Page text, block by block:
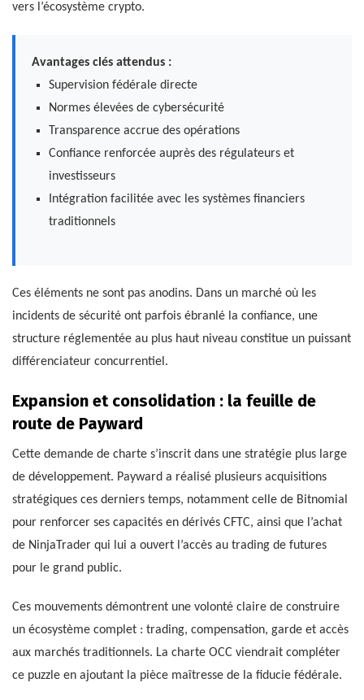
vers l’écosystème crypto.
Avantages clés attendus :
Supervision fédérale directe
Normes élevées de cybersécurité
Transparence accrue des opérations
Confiance renforcée auprès des régulateurs et
investisseurs
Intégration facilitée avec les systèmes financiers
traditionnels
Ces éléments ne sont pas anodins. Dans un marché où les
incidents de sécurité ont parfois ébranlé la confiance, une
structure réglementée au plus haut niveau constitue un puissant
différenciateur concurrentiel.
Expansion et consolidation : la feuille de
route de Payward
Cette demande de charte s’inscrit dans une stratégie plus large
de développement. Payward a réalisé plusieurs acquisitions
stratégiques ces derniers temps, notamment celle de Bitnomial
pour renforcer ses capacités en dérivés CFTC, ainsi que l’achat
de NinjaTrader qui lui a ouvert l’accès au trading de futures
pour le grand public.
Ces mouvements démontrent une volonté claire de construire
un écosystème complet : trading, compensation, garde et accès
aux marchés traditionnels. La charte OCC viendrait compléter
ce puzzle en ajoutant la pièce maîtresse de la fiducie fédérale.